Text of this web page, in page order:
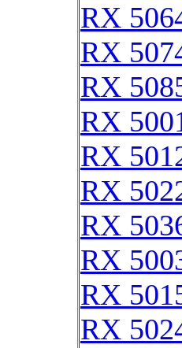
RX
RX
RX
RX
RX
RX
RX
RX
RX
RX